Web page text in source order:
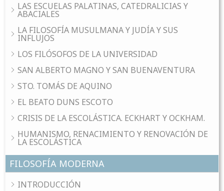
LAS ESCUELAS PALATINAS, CATEDRALICIAS Y
ABACIALES
LA FILOSOFÍA MUSULMANA Y JUDÍA Y SUS
INFLUJOS
LOS FILÓSOFOS DE LA UNIVERSIDAD
SAN ALBERTO MAGNO Y SAN BUENAVENTURA
STO. TOMÁS DE AQUINO
EL BEATO DUNS ESCOTO
CRISIS DE LA ESCOLÁSTICA. ECKHART Y OCKHAM.
HUMANISMO, RENACIMIENTO Y RENOVACIÓN DE
LA ESCOLÁSTICA
FILOSOFÍA MODERNA
INTRODUCCIÓN